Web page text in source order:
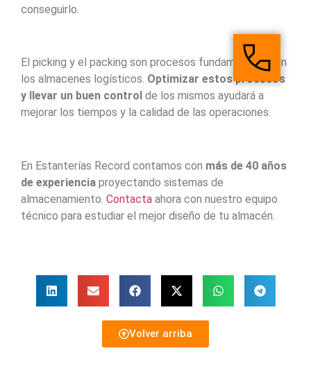
conseguirlo.
El picking y el packing son procesos fundamentales en
los almacenes logísticos. Optimizar estos procesos
y llevar un buen control de los mismos ayudará a
mejorar los tiempos y la calidad de las operaciones.
En Estanterías Record contamos con más de 40 años
de experiencia proyectando sistemas de
almacenamiento. Contacta ahora con nuestro equipo
técnico para estudiar el mejor diseño de tu almacén.
Volver arriba